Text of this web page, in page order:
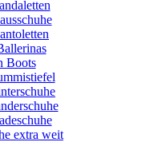
Boots
extra weit